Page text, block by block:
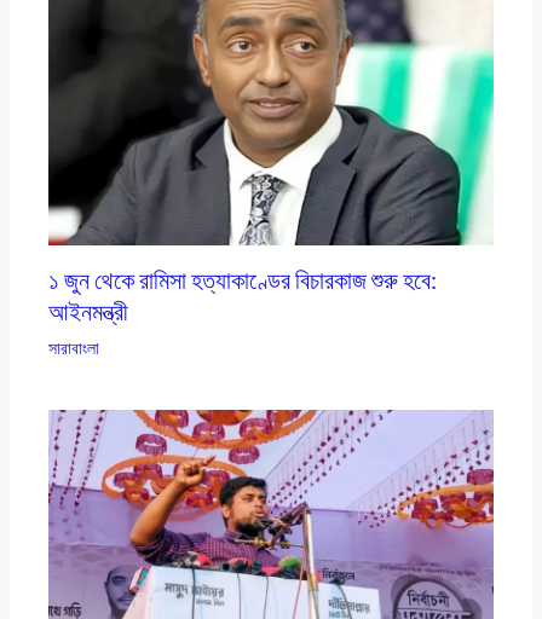
১ জুন থেকে রামিসা হত্যাকাণ্ডের বিচারকাজ শুরু হবে:
আইনমন্ত্রী
সারাবাংলা